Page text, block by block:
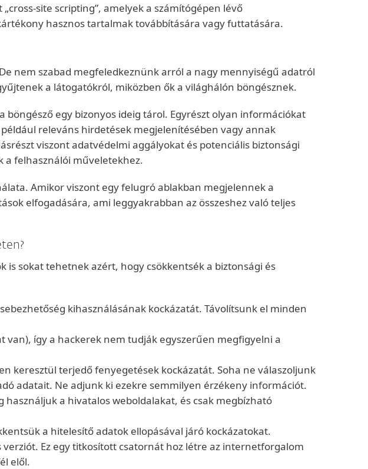
site scripting”, amelyek a számítógépen lévő
hasznos tartalmak továbbítására vagy futtatására.
nem szabad megfeledkeznünk arról a nagy mennyiségű adatról
a látogatókról, miközben ők a világhálón böngésznek.
egy bizonyos ideig tárol. Egyrészt olyan információkat
releváns hirdetések megjelenítésében vagy annak
viszont adatvédelmi aggályokat és potenciális biztonsági
a felhasználói műveletekhez.
Amikor viszont egy felugró ablakban megjelennek a
elfogadására, ami leggyakrabban az összeshez való teljes
is sokat tehetnek azért, hogy csökkentsék a biztonsági és
kihasználásának kockázatát. Távolítsunk el minden
van), így a hackerek nem tudják egyszerűen megfigyelni a
keresztül terjedő fenyegetések kockázatát. Soha ne válaszoljunk
adatait. Ne adjunk ki ezekre semmilyen érzékeny információt.
használjuk a hivatalos weboldalakat, és csak megbízható
a hitelesítő adatok ellopásával járó kockázatokat.
verziót. Ez egy titkosított csatornát hoz létre az internetforgalom
elől.